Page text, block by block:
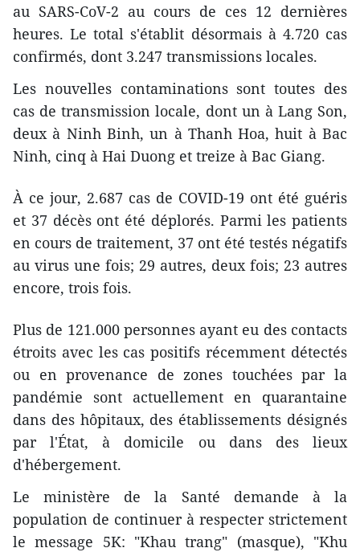
au SARS-CoV-2 au cours de ces 12 dernières
heures. Le total s'établit désormais à 4.720 cas
confirmés, dont 3.247 transmissions locales.
Les nouvelles contaminations sont toutes des
cas de transmission locale, dont un à Lang Son,
deux à Ninh Binh, un à Thanh Hoa, huit à Bac
Ninh, cinq à Hai Duong et treize à Bac Giang.
À ce jour, 2.687 cas de COVID-19 ont été guéris
et 37 décès ont été déplorés. Parmi les patients
en cours de traitement, 37 ont été testés négatifs
au virus une fois; 29 autres, deux fois; 23 autres
encore, trois fois.
Plus de 121.000 personnes ayant eu des contacts
étroits avec les cas positifs récemment détectés
ou en provenance de zones touchées par la
pandémie sont actuellement en quarantaine
dans des hôpitaux, des établissements désignés
par l'État, à domicile ou dans des lieux
d'hébergement.
Le ministère de la Santé demande à la
population de continuer à respecter strictement
le message 5K: "Khau trang" (masque), "Khu